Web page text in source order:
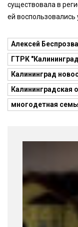
существовала в
ей
Алексей
ГТРК
Калининград
Калининградская
многодетная